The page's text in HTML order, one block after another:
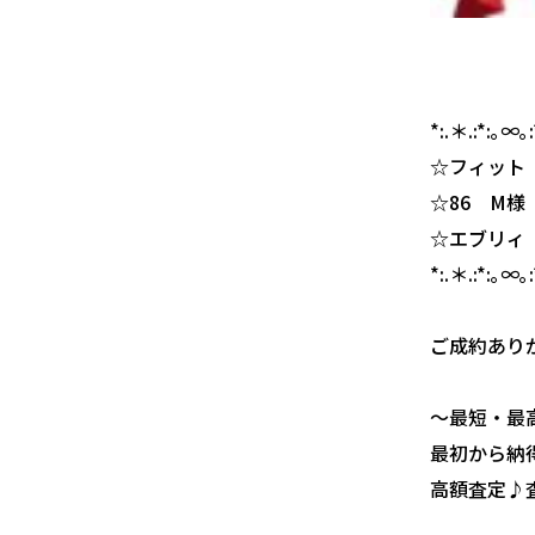
*:.＊.:*:｡∞｡
☆フィッ
☆86 M様
☆エブリ
*:.＊.:*:｡∞｡
ご成約あり
〜最短・最
最初から納
高額査定♪